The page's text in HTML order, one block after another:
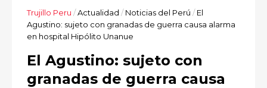
Trujillo Peru /Actualidad / Noticias del Perú / El
Agustino: sujeto con granadas de guerra causa alarma
en hospital Hipólito Unanue
El Agustino: sujeto con
granadas de guerra causa